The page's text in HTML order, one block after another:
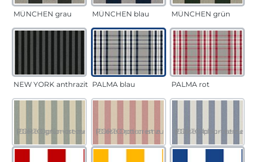
MÜNCHEN grau MÜNCHEN blau MÜNCHEN grün
NEW YORK anthrazit PALMA blau PALMA rot
PORTO grün-creme
(Diese Option ist zurzeit nicht verfügbar.)
PORTO rot-creme
(Diese Option ist zurzeit nicht verfügbar.)
PORTO blau-creme
(Diese Option ist zurzeit